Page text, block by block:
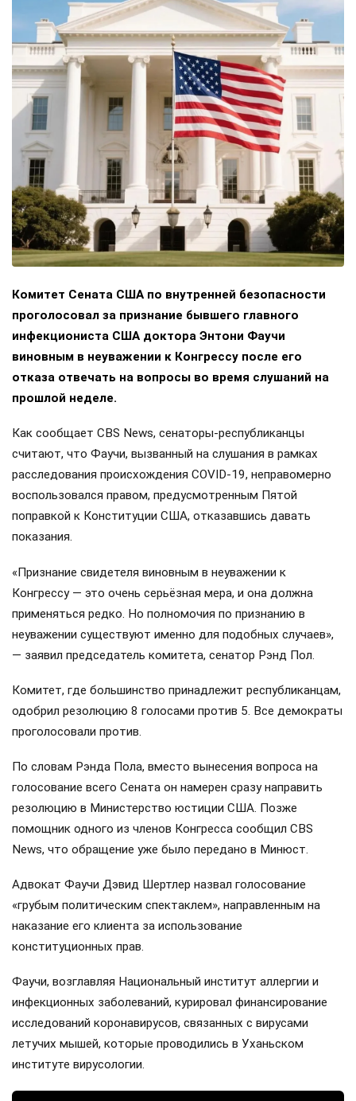
Комитет Сената США по внутренней безопасности
проголосовал за признание бывшего главного
инфекциониста США доктора Энтони Фаучи
виновным в неуважении к Конгрессу после его
отказа отвечать на вопросы во время слушаний на
прошлой неделе.
Как сообщает CBS News, сенаторы-республиканцы
считают, что Фаучи, вызванный на слушания в рамках
расследования происхождения COVID-19, неправомерно
воспользовался правом, предусмотренным Пятой
поправкой к Конституции США, отказавшись давать
показания.
«Признание свидетеля виновным в неуважении к
Конгрессу — это очень серьёзная мера, и она должна
применяться редко. Но полномочия по признанию в
неуважении существуют именно для подобных случаев»,
— заявил председатель комитета, сенатор Рэнд Пол.
Комитет, где большинство принадлежит республиканцам,
одобрил резолюцию 8 голосами против 5. Все демократы
проголосовали против.
По словам Рэнда Пола, вместо вынесения вопроса на
голосование всего Сената он намерен сразу направить
резолюцию в Министерство юстиции США. Позже
помощник одного из членов Конгресса сообщил CBS
News, что обращение уже было передано в Минюст.
Адвокат Фаучи Дэвид Шертлер назвал голосование
«грубым политическим спектаклем», направленным на
наказание его клиента за использование
конституционных прав.
Фаучи, возглавляя Национальный институт аллергии и
инфекционных заболеваний, курировал финансирование
исследований коронавирусов, связанных с вирусами
летучих мышей, которые проводились в Уханьском
институте вирусологии.